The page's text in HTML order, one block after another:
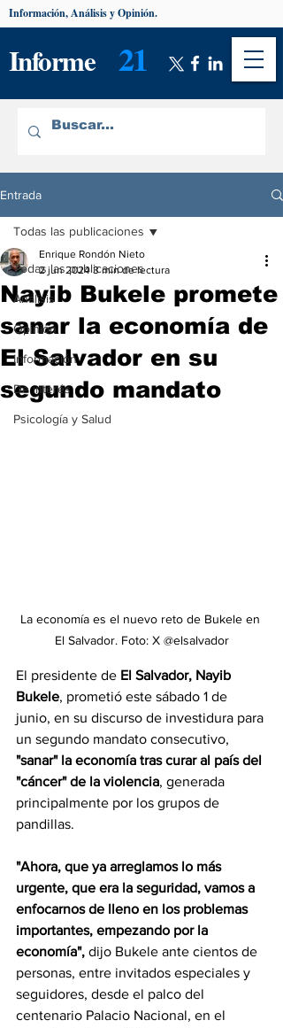
Informe 21
Información, Análisis y Opinión.
Entrada
Todas las publicaciones
Análisis
Opinión
Información
De interés
Psicología y Salud
Todas las publicaciones
Nayib Bukele promete
sanar la economía de
El Salvador en su
segundo mandato
Enrique Rondón Nieto
2 jun 2024 3 min de lectura
La economía es el nuevo reto de Bukele en
El Salvador. Foto: X @elsalvador
El presidente de El Salvador, Nayib
Bukele, prometió este sábado 1 de
junio, en su discurso de investidura para
un segundo mandato consecutivo,
"sanar" la economía tras curar al país del
"cáncer" de la violencia, generada
principalmente por los grupos de
pandillas.
"Ahora, que ya arreglamos lo más
urgente, que era la seguridad, vamos a
enfocarnos de lleno en los problemas
importantes, empezando por la
economía", dijo Bukele ante cientos de
personas, entre invitados especiales y
seguidores, desde el palco del
centenario Palacio Nacional, en el